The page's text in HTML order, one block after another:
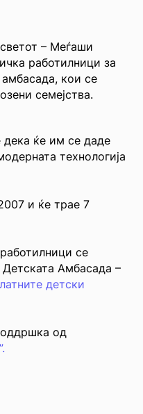
– Меѓаши
работилници за
кои се
семејства.
дека ќе им се даде
технологија
и ќе трае 7
се
Амбасада –
детски
од